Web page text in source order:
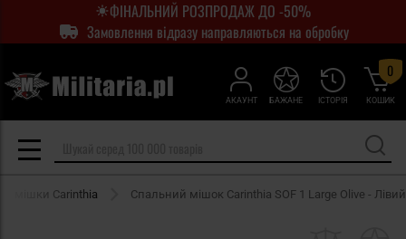
ФІНАЛЬНИЙ РОЗПРОДАЖ ДО -50%
Замовлення відразу направляються на обробку
АКАУНТ ІСТОРІЯ
БАЖАНЕ КОШИК
0
мішки Carinthia Спальний мішок Carinthia SOF 1 Large Olive - Лівий